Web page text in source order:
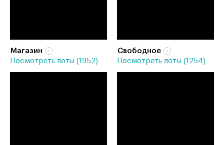
Магазин
Посмотреть лоты (1952)
Свободное
Посмотреть лоты (1254)